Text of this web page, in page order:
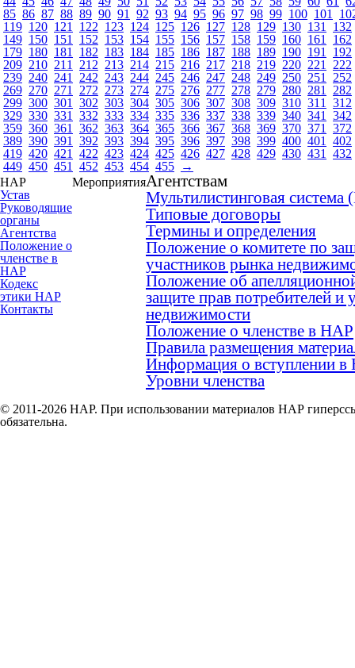
85 86 87 88 89 90 91 92 93 94 95 96 97 98 99 100 101
119 120 121 122 123 124 125 126 127 128 129 130 131
132
149 150 151 152 153 154 155 156 157 158 159 160 161
162
179 180 181 182 183 184 185 186 187 188 189 190 191
192
209 210 211 212 213 214 215 216 217 218 219 220 221
222
239 240 241 242 243 244 245 246 247 248 249 250 251
252
269 270 271 272 273 274 275 276 277 278 279 280 281
282
299 300 301 302 303 304 305 306 307 308 309 310 311
312
329 330 331 332 333 334 335 336 337 338 339 340 341
342
359 360 361 362 363 364 365 366 367 368 369 370 371
372
389 390 391 392 393 394 395 396 397 398 399 400 401
402
419 420 421 422 423 424 425 426 427 428 429 430 431
432
449 450 451 452 453 454 455
→
НАР
Устав
Руководящие
органы
Агентства
Положение о
членстве в
НАР
Кодекс
этики НАР
Контакты
МероприятияАгентствам
Мультилистинговая
Типовые договоры
Термины и определения
Положение о комитете по
участников рынка
Положение об
защите прав потребителей и
недвижимости
Положение о членстве в НАР
Правила размещения
Информация о вступлении
Уровни членства
© 2011-2026 НАР. При использовании материалов НАР
обязательна.